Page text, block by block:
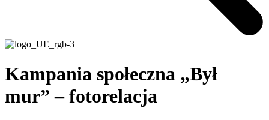
Kampania społeczna „Był
mur” – fotorelacja